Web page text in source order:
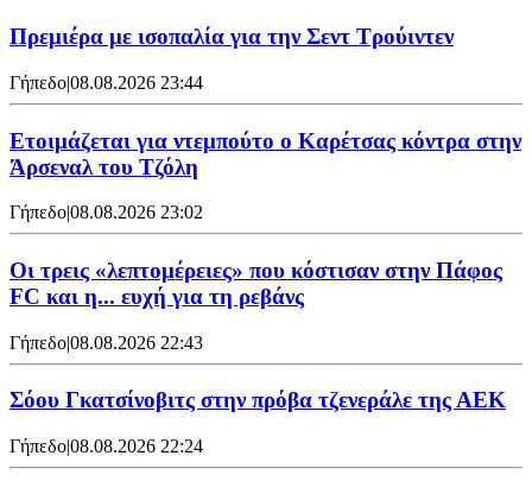
Πρεμιέρα με ισοπαλία για την Σεντ Τρούιντεν
Γήπεδο|08.08.2026 23:44
Ετοιμάζεται για ντεμπούτο ο Καρέτσας κόντρα στην
Άρσεναλ του Τζόλη
Γήπεδο|08.08.2026 23:02
Οι τρεις «λεπτομέρειες» που κόστισαν στην Πάφος
FC και η... ευχή για τη ρεβάνς
Γήπεδο|08.08.2026 22:43
Σόου Γκατσίνοβιτς στην πρόβα τζενεράλε της ΑΕΚ
Γήπεδο|08.08.2026 22:24